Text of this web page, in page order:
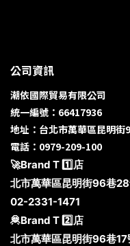
公司資訊
潮依國際貿易有限公司
統一編號：66417936
地址：台北市萬華區昆明街
電話：0979-209-100
🚀Brand T 1️⃣店
北市萬華區昆明街96巷
02-2331-1471
🦧Brand T 2️⃣店
北市萬華區昆明街96巷17